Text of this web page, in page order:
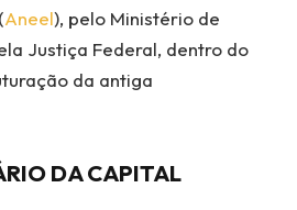
Aneel), pelo Ministério de
Justiça Federal, dentro do
da antiga
DA CAPITAL